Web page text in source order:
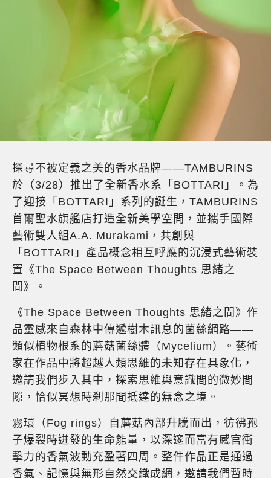
探尋不被定義之美的香水品牌——TAMBURINS
於（3/28）推出了全新香水系「BOTTARI」。為
了迎接「BOTTARI」系列的誕生，TAMBURINS
首爾聖水旗艦店打造全新美學空間，並攜手國際
藝術雙人組A.A. Murakami，共創與
「BOTTARI」產品概念相互呼應的沉浸式藝術裝
置《The Space Between Thoughts 思緒之
間》。
《The Space Between Thoughts 思緒之間》作
品靈感來自森林中傳遞樹木訊息的菌絲網路——
類似植物根系的蘑菇菌絲體（Mycelium）。藝術
家在作品中將超越人類思維的未知存在具象化，
邀請我們步入其中，探索思維與意識間的微妙間
隙，恰似冥想時刹那間抵達的無念之境。
霧環（Fog rings）自蘑菇內部升騰而出，彷彿孢
子爆裂時迸發的生命能量，以深邃而富有感官衝
擊力的香氣波動充盈著四周。整件作品正是通過
香氣、記憶與無形自然交織成網，邀請我們暫時